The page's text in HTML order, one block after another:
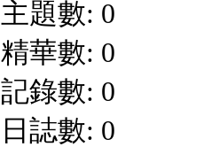
主題數: 0
精華數: 0
記錄數: 0
日誌數: 0